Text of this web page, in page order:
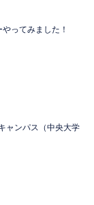
ってみました！
ャンパス（中央大学